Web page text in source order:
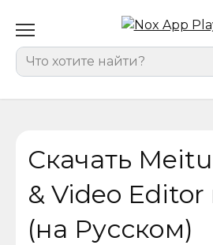
содержанию
for:
Скачать
& Video
(на Русском)